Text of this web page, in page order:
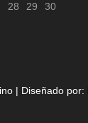
28 29
30
| Diseñado por: